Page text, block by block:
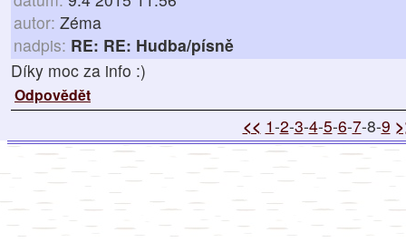
autor: Zéma
nadpis: RE: RE: Hudba/písně
Díky moc za info :)
Odpovědět
<< 1-2-3-4-5-6-7-8-9